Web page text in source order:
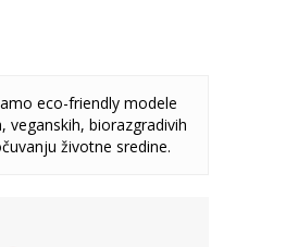
eco-friendly modele
veganskih, biorazgradivih
životne sredine.